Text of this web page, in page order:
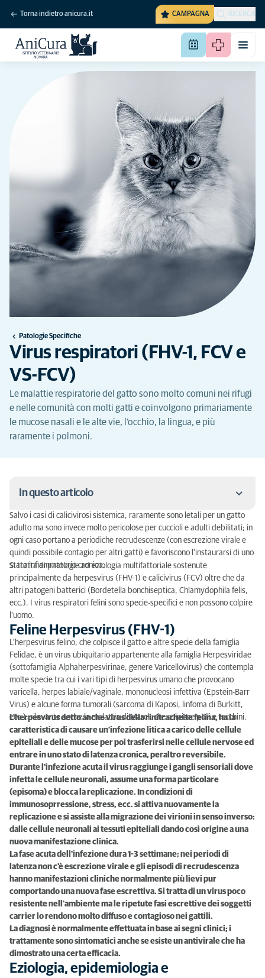
Torna indietro anicura.it CAMPAGNA RICERCA
Patologie Specifiche
Virus respiratori (FHV-1, FCV e
VS-FCV)
Le malattie respiratorie del gatto sono molto comuni nei rifugi
e nelle comunità con molti gatti e coinvolgono primariamente
le mucose nasali e le alte vie, l’occhio, la lingua, e più
raramente i polmoni.
In questo articolo
Feline Herpesvirus (FHV-1)
Eziologia, epidemiologia e trasmissione
Patogenesi
Segni clinici
Diagnosi e trattamenti
Feline Calicivirus (FCV)
Eziologia, epidemiologia e trasmissione
Patogenesi e segni clinici
Diagnosi e trattamenti
Calicivirus virulento sistemico (VS-FCV)
Immunità e vaccinazioni
Salvo i casi di calicivirosi sistemica, raramente sono letali per un gatto
adulto ma sono invece molto pericolose per cuccioli e adulti debilitati; in
ogni caso portano a periodiche recrudescenze (con escrezione virale e
quindi possibile contagio per altri gatti) e favoriscono l’instaurarsi di uno
stato infiammatorio cronico.
Si tratta di patologie ad eziologia multifattoriale sostenute
principalmente da herpesvirus (FHV-1) e calicivirus (FCV) oltre che da
altri patogeni batterici (Bordetella bonchiseptica, Chlamydophila felis,
ecc.). I virus respiratori felini sono specie-specifici e non possono colpire
l’uomo.
Feline Herpesvirus (FHV-1)
L’herpesvirus felino, che colpisce il gatto e altre specie della famiglia
Felidae, è un virus ubiquitario appartenente alla famiglia Herpesviridae
(sottofamiglia Alphaherpesvirinae, genere Varicellovirus) che contempla
molte specie tra cui i vari tipi di herpesvirus umano che provocano
varicella, herpes labiale/vaginale, mononucleosi infettiva (Epstein-Barr
Virus) e alcune forma tumorali (sarcoma di Kaposi, linfoma di Burkitt,
ecc.); rilevante anche la malattia di Marek che colpisce polli e tacchini.
L'herpesvirus detto anche virus della rinitracheite felina, ha la
caratteristica di causare un’infezione litica a carico delle cellule
epiteliali e delle mucose per poi trasferirsi nelle cellule nervose ed
entrare in uno stato di latenza cronica, peraltro reversibile.
Durante l'infezione acuta il virus raggiunge i gangli sensoriali dove
infetta le cellule neuronali, assume una forma particolare
(episoma) e blocca la replicazione. In condizioni di
immunosoprressione, stress, ecc. si attiva nuovamente la
replicazione e si assiste alla migrazione dei virioni in senso inverso:
dalle cellule neuronali ai tessuti epiteliali dando così origine a una
nuova manifestazione clinica.
La fase acuta dell'infezione dura 1-3 settimane; nei periodi di
latenza non c'è escrezione virale e gli episodi di recrudescenza
hanno manifestazioni cliniche normalmente più lievi pur
comportando una nuova fase escrettiva. Si tratta di un virus poco
resistente nell'ambiente ma le ripetute fasi escrettive dei soggetti
carrier lo rendono molto diffuso e contagioso nei gattili.
La diagnosi è normalmente effettuata in base ai segni clinici; i
trattamente sono sintomatici anche se esiste un antivirale che ha
dimostrato una certa efficacia.
Eziologia, epidemiologia e